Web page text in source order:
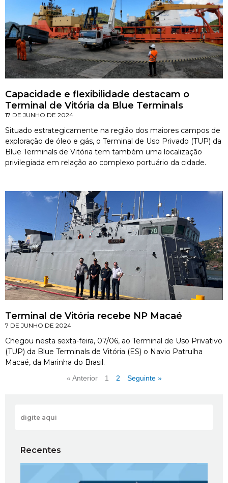
Capacidade e flexibilidade destacam o
Terminal de Vitória da Blue Terminals
17 DE JUNHO DE 2024
Situado estrategicamente na região dos maiores campos de
exploração de óleo e gás, o Terminal de Uso Privado (TUP) da
Blue Terminals de Vitória tem também uma localização
privilegiada em relação ao complexo portuário da cidade.
Terminal de Vitória recebe NP Macaé
7 DE JUNHO DE 2024
Chegou nesta sexta-feira, 07/06, ao Terminal de Uso Privativo
(TUP) da Blue Terminals de Vitória (ES) o Navio Patrulha
Macaé, da Marinha do Brasil.
« Anterior 1 2 Seguinte »
Recentes